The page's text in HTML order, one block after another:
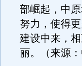
部崛起，中
努力，使得
建设中来，
丽。（来源：